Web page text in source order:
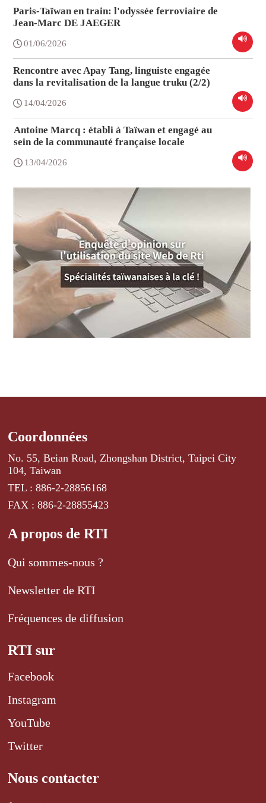
Paris-Taïwan en train: l'odyssée ferroviaire de
Jean-Marc DE JAEGER
01/06/2026
Rencontre avec Apay Tang, linguiste engagée
dans la revitalisation de la langue truku (2/2)
14/04/2026
Antoine Marcq : établi à Taïwan et engagé au
sein de la communauté française locale
13/04/2026
Coordonnées
No. 55, Beian Road, Zhongshan District, Taipei City
104, Taiwan
TEL : 886-2-28856168
FAX : 886-2-28855423
A propos de RTI
Qui sommes-nous ?
Newsletter de RTI
Fréquences de diffusion
RTI sur
Facebook
Instagram
YouTube
Twitter
Nous contacter